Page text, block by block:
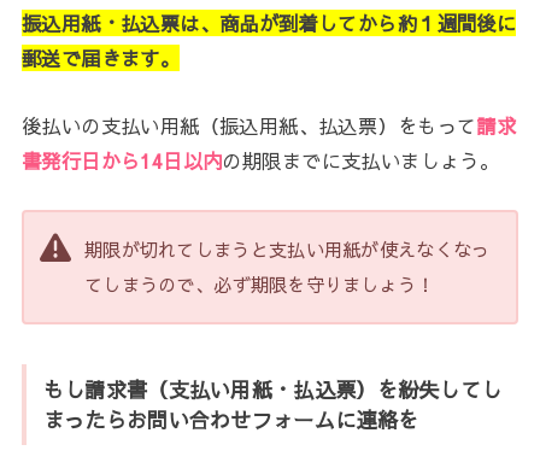
振込用紙・払込票は、商品が到着してから約１週間後に
郵送で届きます。
後払いの支払い用紙（振込用紙、払込票）をもって請求
書発行日から14日以内の期限までに支払いましょう。
期限が切れてしまうと支払い用紙が使えなくなっ
てしまうので、必ず期限を守りましょう！
もし請求書（支払い用紙・払込票）を紛失してし
まったらお問い合わせフォームに連絡を